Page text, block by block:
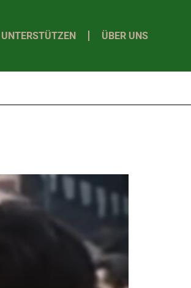
UNTERSTÜTZEN ÜBER UNS